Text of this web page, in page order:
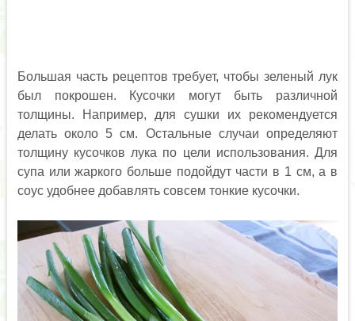
Большая часть рецептов требует, чтобы зеленый лук
был покрошен. Кусочки могут быть различной
толщины. Например, для сушки их рекомендуется
делать около 5 см. Остальные случаи определяют
толщину кусочков лука по цели использования. Для
супа или жаркого больше подойдут части в 1 см, а в
соус удобнее добавлять совсем тонкие кусочки.